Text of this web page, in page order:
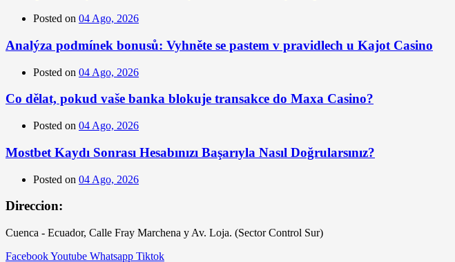
Posted on 04 Ago, 2026
Analýza podmínek bonusů: Vyhněte se pastem v pravidlech u Kajot Casino
Posted on 04 Ago, 2026
Co dělat, pokud vaše banka blokuje transakce do Maxa Casino?
Posted on 04 Ago, 2026
Mostbet Kaydı Sonrası Hesabınızı Başarıyla Nasıl Doğrularsınız?
Posted on 04 Ago, 2026
Direccion:
Cuenca - Ecuador, Calle Fray Marchena y Av. Loja. (Sector Control Sur)
FacebookYoutube Whatsapp Tiktok